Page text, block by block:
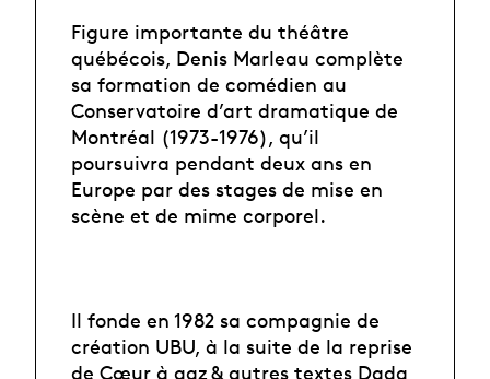
Figure importante du théâtre
québécois, Denis Marleau complète
sa formation de comédien au
Conservatoire d’art dramatique de
Montréal (1973-1976), qu’il
poursuivra pendant deux ans en
Europe par des stages de mise en
scène et de mime corporel.
Il fonde en 1982 sa compagnie de
création UBU, à la suite de la reprise
de Cœur à gaz & autres textes Dada